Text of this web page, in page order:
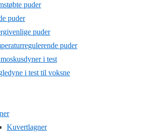
puder
puder
puder
puder
i test
i test til voksne
Kuvertlagner